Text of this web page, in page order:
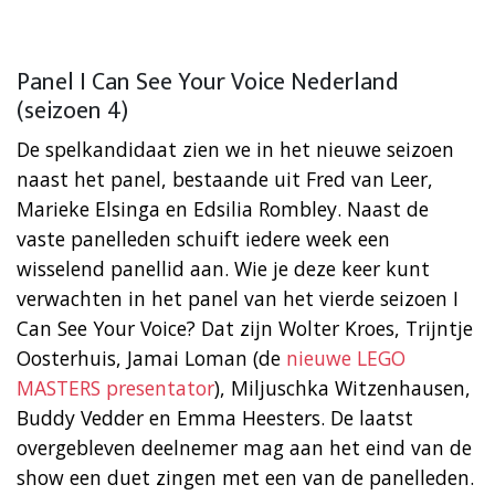
Panel I Can See Your Voice Nederland
(seizoen 4)
De spelkandidaat zien we in het nieuwe seizoen
naast het panel, bestaande uit Fred van Leer,
Marieke Elsinga en Edsilia Rombley. Naast de
vaste panelleden schuift iedere week een
wisselend panellid aan. Wie je deze keer kunt
verwachten in het panel van het vierde seizoen I
Can See Your Voice? Dat zijn Wolter Kroes, Trijntje
Oosterhuis, Jamai Loman (de nieuwe LEGO
MASTERS presentator), Miljuschka Witzenhausen,
Buddy Vedder en Emma Heesters. De laatst
overgebleven deelnemer mag aan het eind van de
show een duet zingen met een van de panelleden.